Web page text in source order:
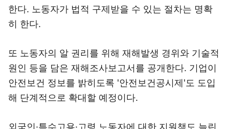
한다. 노동자가 법적 구제받을 수 있는 절차는 명확
히 한다.
또 노동자의 알 권리를 위해 재해발생 경위와 기술적
원인 등을 담은 재해조사보고서를 공개한다. 기업이
안전보건 정보를 밝히도록 '안전보건공시제'도 도입
해 단계적으로 확대할 예정이다.
외국인·특수고용·고령 노동자에 대한 지원책도 늘린